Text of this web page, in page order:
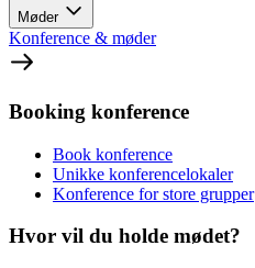
Møder
Konference & møder
Booking konference
Book konference
Unikke konferencelokaler
Konference for store grupper
Hvor vil du holde mødet?